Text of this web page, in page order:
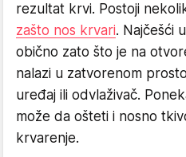
rezultat krvi. Postoji
zašto nos krvari. Najčešći
obično zato što je na
nalazi u zatvorenom
uređaj ili odvlaživač.
može da ošteti i nosno
krvarenje.